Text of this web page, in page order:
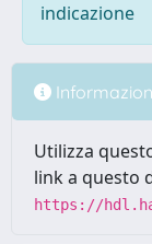
indicazione
Utilizza
link a questo
https://